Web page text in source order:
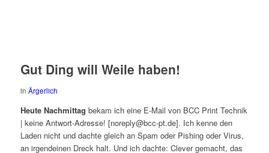
Gut Ding will Weile haben!
in Ärgerlich
Heute Nachmittag bekam ich eine E-Mail von BCC Print Technik
| keine Antwort-Adresse! [noreply@bcc-pt.de]. Ich kenne den
Laden nicht und dachte gleich an Spam oder Pishing oder Virus,
an irgendeinen Dreck halt. Und ich dachte: Clever gemacht, das